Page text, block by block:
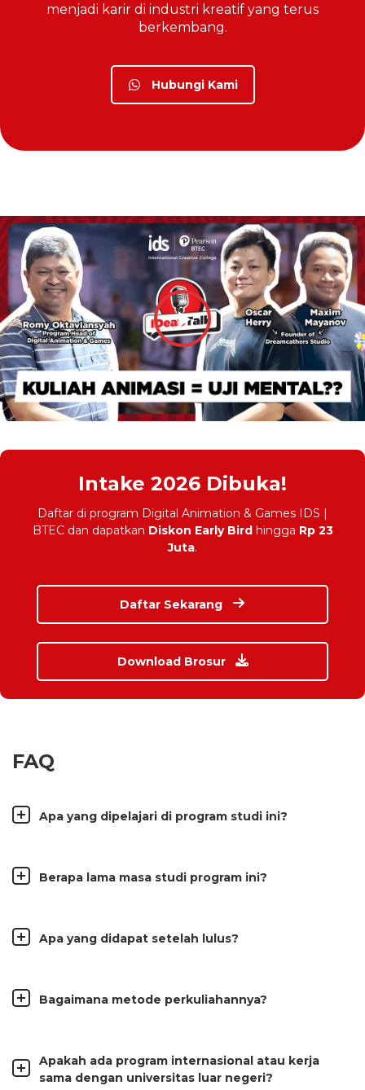
menjadi karir di industri kreatif yang terus
berkembang.
Hubungi Kami
Intake 2026 Dibuka!
Daftar di program Digital Animation & Games IDS |
BTEC dan dapatkan Diskon Early Birdhingga Rp 23
Juta.
Daftar Sekarang
Download Brosur
FAQ
Apa yang dipelajari di program studi ini?
Berapa lama masa studi program ini?
Apa yang didapat setelah lulus?
Bagaimana metode perkuliahannya?
Apakah ada program internasional atau kerja
sama dengan universitas luar negeri?